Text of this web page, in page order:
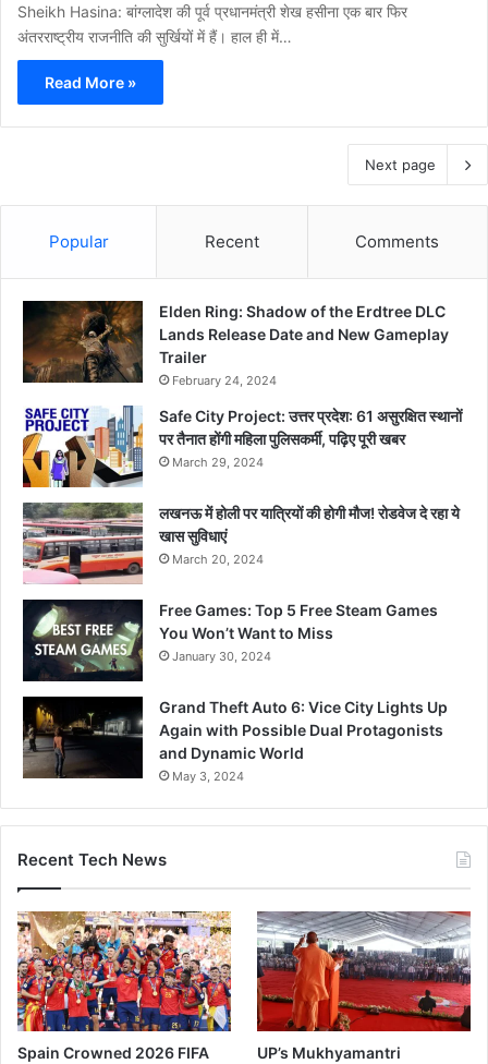
Sheikh Hasina: बांग्लादेश की पूर्व प्रधानमंत्री शेख हसीना एक बार फिर
अंतरराष्ट्रीय राजनीति की सुर्खियों में हैं। हाल ही में…
Read More »
Next page
Popular Recent Comments
Elden Ring: Shadow of the Erdtree DLC
Lands Release Date and New Gameplay
Trailer
February 24, 2024
Safe City Project: उत्तर प्रदेश: 61 असुरक्षित स्थानों
पर तैनात होंगी महिला पुलिसकर्मी, पढ़िए पूरी खबर
March 29, 2024
लखनऊ में होली पर यात्रियों की होगी मौज! रोडवेज दे रहा ये
खास सुविधाएं
March 20, 2024
Free Games: Top 5 Free Steam Games
You Won’t Want to Miss
January 30, 2024
Grand Theft Auto 6: Vice City Lights Up
Again with Possible Dual Protagonists
and Dynamic World
May 3, 2024
Recent Tech News
Spain Crowned 2026 FIFA
UP’s Mukhyamantri